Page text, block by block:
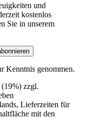
und
kostenlos
Sie in unserem
Kenntnis genommen.
zzgl.
Lieferzeiten für
mit den